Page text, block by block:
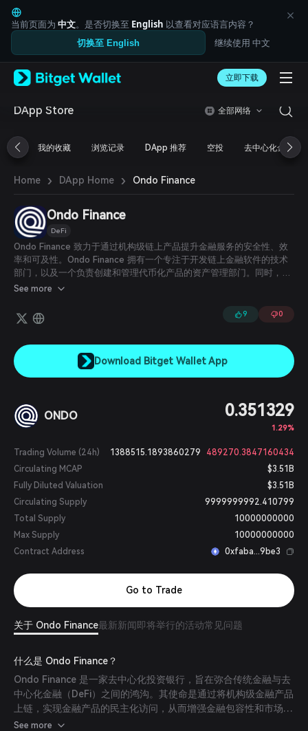
English
日本語
Tiếng Việt
Русский
Español (Latinoamérica)
Türkçe
Français
简体中文
繁體中文
Bahasa Indonesia
ภาษาไทย
العربية
हिन्दी
বাংলা
Español
Português (Brasil)
Español (Argentina)
当前页面为 中文。是否切换至 English 以查看对应语言内容？
切换至 English 继续使用 中文
立即下载
DApp Store 全部网络
我的收藏 浏览记录 DApp 推荐 空投 去中心化金融
Home › DApp Home › Ondo Finance
Ondo Finance
DeFi
Ondo Finance 致力于通过机构级链上产品提升金融服务的安全性、效
率和可及性。Ondo Finance 拥有一个专注于开发链上金融软件的技术
部门，以及一个负责创建和管理代币化产品的资产管理部门。同时，公
司还专注于孵化能够支持代币化现实资产和传统加密资产的协议。
See more
9 0
Download Bitget Wallet App
ONDO 0.351329
1.29%
Trading Volume (24h) 1388515.1893860279
489270.3847160434
Circulating MCAP
$3.51B
Fully Diluted Valuation
$3.51B
Circulating Supply
9999999992.410799
Total Supply
10000000000
Max Supply
10000000000
Contract Address
0xfaba...9be3
Go to Trade
关于 Ondo Finance最新新闻即将举行的活动常见问题
什么是 Ondo Finance？
Ondo Finance 是一家去中心化投资银行，旨在弥合传统金融与去
中心化金融（DeFi）之间的鸿沟。其使命是通过将机构级金融产品
上链，实现金融产品的民主化访问，从而增强金融包容性和市场效
率。(mexc.com
See more